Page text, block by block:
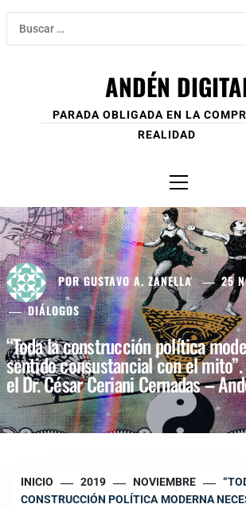
Ir
contenido
Buscar:
ANDÉN
PARADA OBLIGADA EN LA
REALIDAD
principal
PORGUSTAVO A. ZANELLA
25
DIÁLOGOS
“Toda la construcción política
sentido consustancial con el
el Dr. César Ceriani Cernadas –
INICIO 2019 NOVIEMBRE
CONSTRUCCIÓN POLÍTICA MODERNA